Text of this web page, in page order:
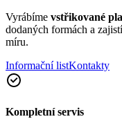
Vyrábíme vstřikované
dodaných formách a
míru.
Informační listKontakty
Kompletní servis